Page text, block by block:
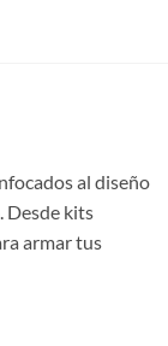
al diseño
Desde kits
armar tus